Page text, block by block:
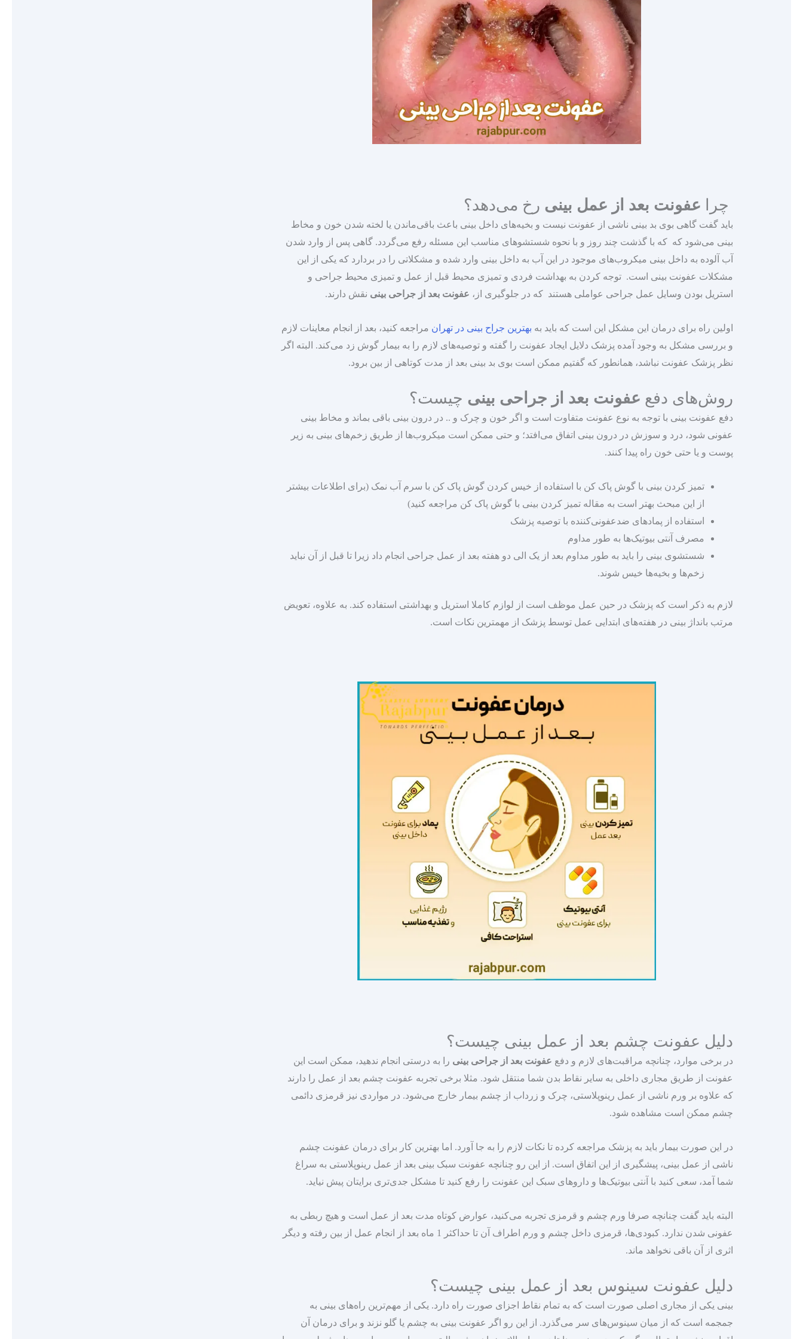
چرا عفونت بعد از عمل بینی رخ می‌دهد؟
باید گفت گاهی بوی بد بینی ناشی از عفونت نیست و بخیه‌های داخل بینی باعث باقی‌ماندن یا لخته شدن خون و مخاط
بینی می‌شود که که با گذشت چند روز و با نحوه شستشوهای مناسب این مسئله رفع می‌گردد. گاهی پس از وارد شدن
آب آلوده به داخل بینی میکروب‌های موجود در این آب به داخل بینی وارد شده و مشکلاتی را در بردارد که یکی از این
مشکلات عفونت بینی است. توجه کردن به بهداشت فردی و تمیزی محیط قبل از عمل و تمیزی محیط جراحی و
استریل بودن وسایل عمل جراحی عواملی هستند که در جلوگیری از، عفونت بعد از جراحی بینی نقش دارند.
اولین راه برای درمان این مشکل این است که باید به بهترین جراح بینی در تهران مراجعه کنید، بعد از انجام معاینات لازم
و بررسی مشکل به وجود آمده پزشک دلایل ایجاد عفونت را گفته و توصیه‌های لازم را به بیمار گوش زد می‌کند. البته اگر
نظر پزشک عفونت نباشد، همانطور که گفتیم ممکن است بوی بد بینی بعد از مدت کوتاهی از بین برود.
روش‌های دفع عفونت بعد از جراحی بینی چیست؟
دفع عفونت بینی با توجه به نوع عفونت متفاوت است و اگر خون و چرک و .. در درون بینی باقی بماند و مخاط بینی
عفونی شود، درد و سوزش در درون بینی اتفاق می‌افتد؛ و حتی ممکن است میکروب‌ها از طریق زخم‌های بینی به زیر
پوست و یا حتی خون راه پیدا کنند.
تمیز کردن بینی با گوش پاک کن با استفاده از خیس کردن گوش پاک کن با سرم آب نمک (برای اطلاعات بیشتر
از این مبحث بهتر است به مقاله تمیز کردن بینی با گوش پاک کن مراجعه کنید)
استفاده از پماد‌های ضدعفونی‌کننده با توصیه پزشک
مصرف آنتی بیوتیک‌ها به طور مداوم
شستشوی بینی را باید به طور مداوم بعد از یک الی دو هفته بعد از عمل جراحی انجام داد زیرا تا قبل از آن نباید
زخم‌ها و بخیه‌ها خیس شوند.
لازم به ذکر است که پزشک در حین عمل موظف است از لوازم کاملا استریل و بهداشتی استفاده کند. به علاوه، تعویض
مرتب بانداژ بینی در هفته‌های ابتدایی عمل توسط پزشک از مهم‎ترین نکات است.
دلیل عفونت چشم بعد از عمل بینی چیست؟
در برخی موارد، چنانچه مراقبت‌های لازم و دفع عفونت بعد از جراحی بینی را به درستی انجام ندهید، ممکن است این
عفونت از طریق مجاری داخلی به سایر نقاط بدن شما منتقل شود. مثلا برخی تجربه عفونت چشم بعد از عمل را دارند
که علاوه بر ورم ناشی از عمل رینوپلاستی، چرک و زرداب از چشم بیمار خارج می‌شود. در مواردی نیز قرمزی دائمی
چشم ممکن است مشاهده شود.
در این صورت بیمار باید به پزشک مراجعه کرده تا نکات لازم را به جا آورد. اما بهترین کار برای درمان عفونت چشم
ناشی از عمل بینی، پیشگیری از این اتفاق است. از این رو چنانچه عفونت سبک بینی بعد از عمل رینوپلاستی به سراغ
شما آمد، سعی کنید با آنتی بیوتیک‌ها و داروهای سبک این عفونت را رفع کنید تا مشکل جدی‌تری برایتان پیش نیاید.
البته باید گفت چنانچه صرفا ورم چشم و قرمزی تجربه می‌کنید، عوارض کوتاه مدت بعد از عمل است و هیچ ربطی به
عفونی شدن ندارد. کبودی‌ها، قرمزی داخل چشم و ورم اطراف آن تا حداکثر 1 ماه بعد از انجام عمل از بین رفته و دیگر
اثری از آن باقی نخواهد ماند.
دلیل عفونت سینوس بعد از عمل بینی چیست؟
بینی یکی از مجاری اصلی صورت است که به تمام نقاط اجزای صورت راه دارد. یکی از مهم‌ترین راه‌های بینی به
جمجمه است که از میان سینوس‌های سر می‌گذرد. از این رو اگر عفونت بینی به چشم یا گلو نزند و برای درمان آن